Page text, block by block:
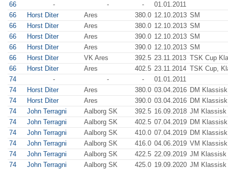
66
- - -
01.01.2011
66
Horst Diter Ares 380.0 12.10.2013 SM
66
Horst Diter Ares 380.0 12.10.2013 SM
66
Horst Diter Ares 390.0 12.10.2013 SM
66
Horst Diter Ares 390.0 12.10.2013 SM
66
Horst Diter VK Ares 392.5 23.11.2013 TSK Cup
66
Horst Diter Ares 402.5 23.11.2014 TSK Cup,
74
- - -
01.01.2011
74
Horst Diter Ares 380.0 03.04.2016 DM Klassisk
74
Horst Diter Ares 390.0 03.04.2016 DM Klassisk
74
John Terragni Aalborg SK 392.5 16.09.2018 JM
74
John Terragni Aalborg SK 402.5 07.04.2019 DM Klassisk
74
John Terragni Aalborg SK 410.0 07.04.2019 DM Klassisk
74
John Terragni Aalborg SK 416.0 04.06.2019 VM Klassisk
74
John Terragni Aalborg SK 422.5 22.09.2019 JM
74
John Terragni Aalborg SK 425.0 19.09.2020 JM